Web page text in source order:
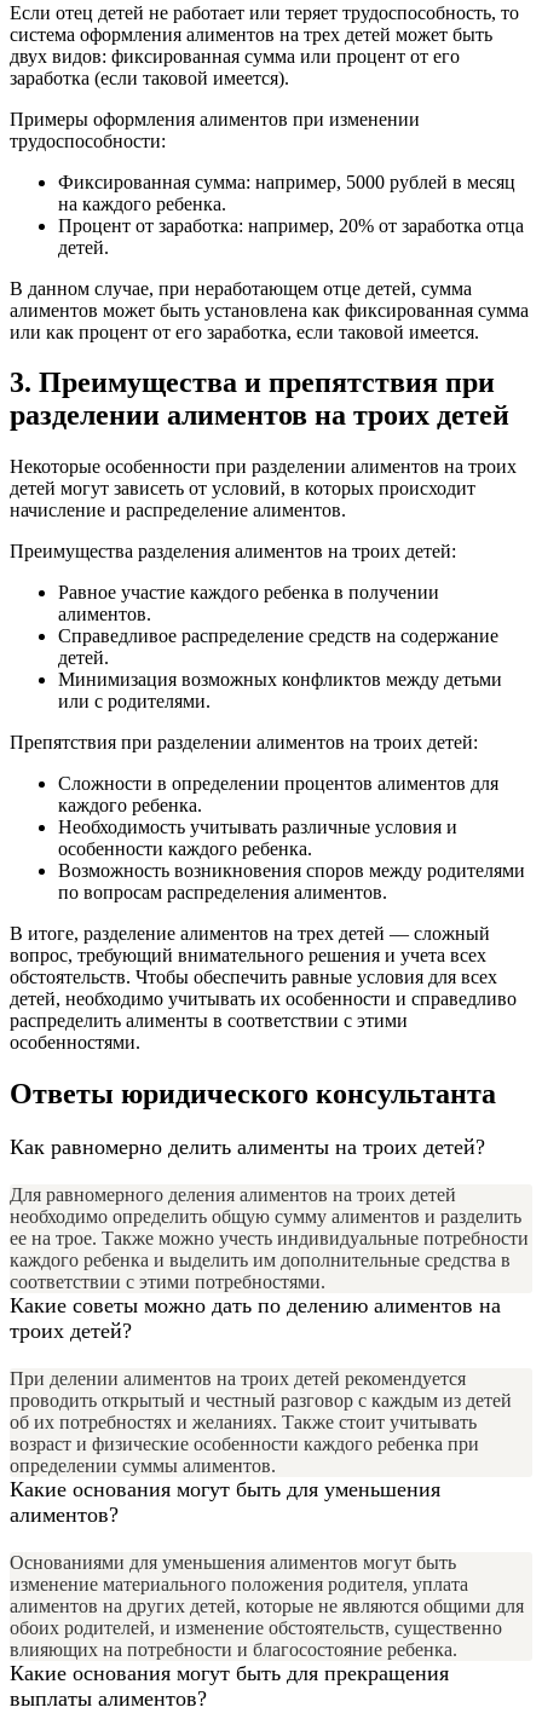
Если отец детей не работает или теряет трудоспособность, то
система оформления алиментов на трех детей может быть
двух видов: фиксированная сумма или процент от его
заработка (если таковой имеется).
Примеры оформления алиментов при изменении
трудоспособности:
Фиксированная сумма: например, 5000 рублей в месяц
на каждого ребенка.
Процент от заработка: например, 20% от заработка отца
детей.
В данном случае, при неработающем отце детей, сумма
алиментов может быть установлена как фиксированная сумма
или как процент от его заработка, если таковой имеется.
3. Преимущества и препятствия при
разделении алиментов на троих детей
Некоторые особенности при разделении алиментов на троих
детей могут зависеть от условий, в которых происходит
начисление и распределение алиментов.
Преимущества разделения алиментов на троих детей:
Равное участие каждого ребенка в получении
алиментов.
Справедливое распределение средств на содержание
детей.
Минимизация возможных конфликтов между детьми
или с родителями.
Препятствия при разделении алиментов на троих детей:
Сложности в определении процентов алиментов для
каждого ребенка.
Необходимость учитывать различные условия и
особенности каждого ребенка.
Возможность возникновения споров между родителями
по вопросам распределения алиментов.
В итоге, разделение алиментов на трех детей — сложный
вопрос, требующий внимательного решения и учета всех
обстоятельств. Чтобы обеспечить равные условия для всех
детей, необходимо учитывать их особенности и справедливо
распределить алименты в соответствии с этими
особенностями.
Ответы юридического консультанта
Как равномерно делить алименты на троих детей?
Для равномерного деления алиментов на троих детей
необходимо определить общую сумму алиментов и разделить
ее на трое. Также можно учесть индивидуальные потребности
каждого ребенка и выделить им дополнительные средства в
соответствии с этими потребностями.
Какие советы можно дать по делению алиментов на
троих детей?
При делении алиментов на троих детей рекомендуется
проводить открытый и честный разговор с каждым из детей
об их потребностях и желаниях. Также стоит учитывать
возраст и физические особенности каждого ребенка при
определении суммы алиментов.
Какие основания могут быть для уменьшения
алиментов?
Основаниями для уменьшения алиментов могут быть
изменение материального положения родителя, уплата
алиментов на других детей, которые не являются общими для
обоих родителей, и изменение обстоятельств, существенно
влияющих на потребности и благосостояние ребенка.
Какие основания могут быть для прекращения
выплаты алиментов?